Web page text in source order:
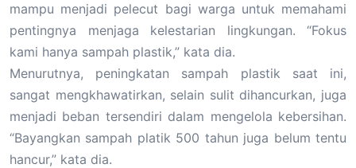
mampu menjadi pelecut bagi warga untuk memahami
pentingnya menjaga kelestarian lingkungan. “Fokus
kami hanya sampah plastik,” kata dia.
Menurutnya, peningkatan sampah plastik saat ini,
sangat mengkhawatirkan, selain sulit dihancurkan, juga
menjadi beban tersendiri dalam mengelola kebersihan.
“Bayangkan sampah platik 500 tahun juga belum tentu
hancur,” kata dia.